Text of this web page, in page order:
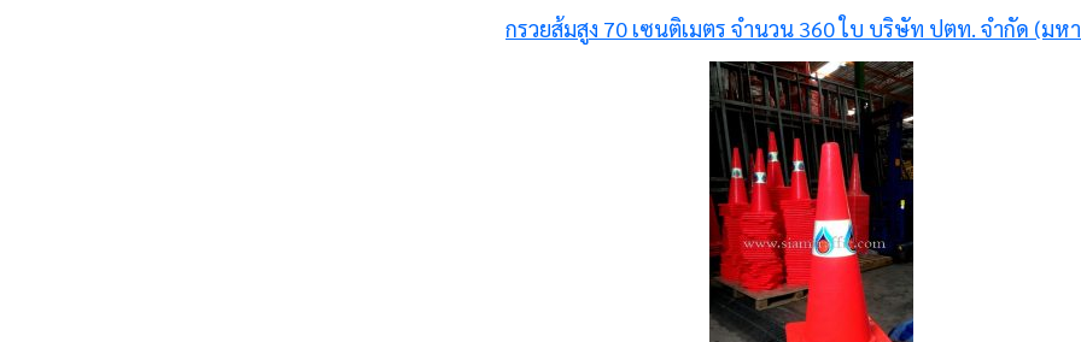
กรวยส้มสูง 70 เซนติเมตร จำนวน 360 ใบ บริษัท ปตท. จำกัด (มห